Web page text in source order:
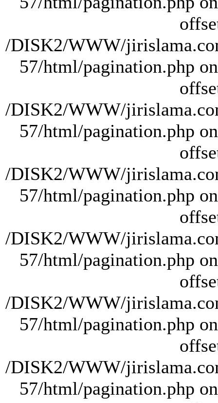
/DISK2/WWW/
57/html/pagination.php
/DISK2/WWW/
57/html/pagination.php
/DISK2/WWW/
57/html/pagination.php
/DISK2/WWW/
57/html/pagination.php
/DISK2/WWW/
57/html/pagination.php
/DISK2/WWW/
57/html/pagination.php